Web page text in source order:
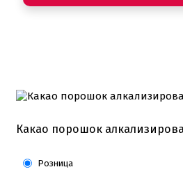
Какао порошок
Розница